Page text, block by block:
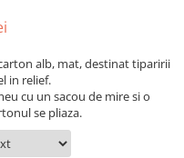
alb, mat, destinat tiparirii
in relief.
cu un sacou de mire si o
se pliaza.